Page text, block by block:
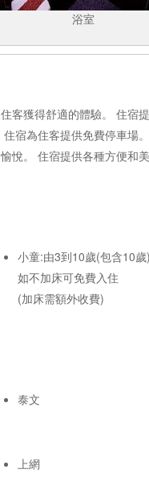
浴室
客獲得舒適的體驗。 住
宿為住客提供免費停車
悅。 住宿提供各種方便和
小童:由3到10歲(包含10
如不加床可免費入住
(加床需額外收費)
泰文
上網